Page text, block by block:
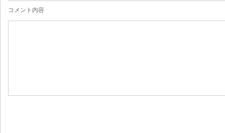
コメント内容